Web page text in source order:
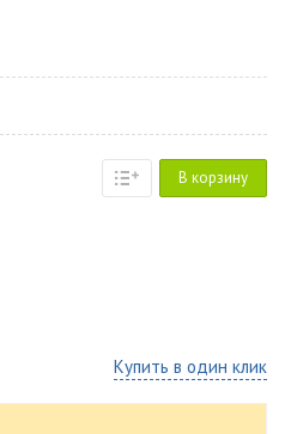
В корзину
Купить в один клик